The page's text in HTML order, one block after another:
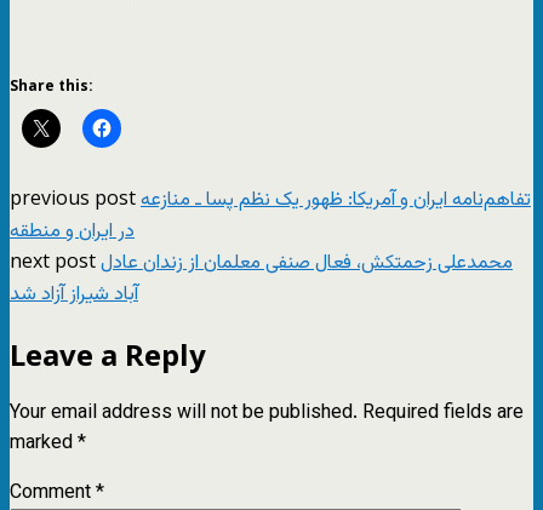
Share this:
previous postتفاهم‌نامه ایران و آمریکا: ظهور یک نظم پسا ـ منازعه
در ایران و منطقه
next postمحمدعلی زحمتکش، فعال صنفی معلمان از زندان عادل
آباد شیراز آزاد شد
Leave a Reply
Your email address will not be published. Required fields are
marked*
Comment*